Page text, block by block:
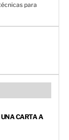
para
CARTA A